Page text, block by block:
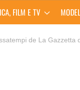
FILM E TV
de La Gazzetta